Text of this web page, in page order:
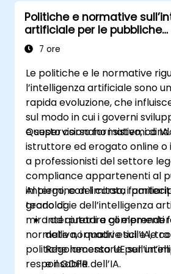
Politiche e normative
artificiale per le pubbliche
amministrazioni
7 ore
Le politiche e le normative
l’intelligenza artificiale sono
rapida evoluzione, che
sul modo in cui i governi
e supervisionano i sistemi di IA.
Questo corso formativo,
istruttore ed erogato online o
a professionisti del settore
compliance appartenenti al
impiego, con limitata
tecnologie dell’intelligenza
mira ad aiutarli a
normativa, i quadri etici e le
politiche necessarie per
responsabile dell’IA.
Al termine del corso, i
grado di:
Interpretare gli elementi
delle normative sull’IA,
Regolamento UE
e il GDPR.